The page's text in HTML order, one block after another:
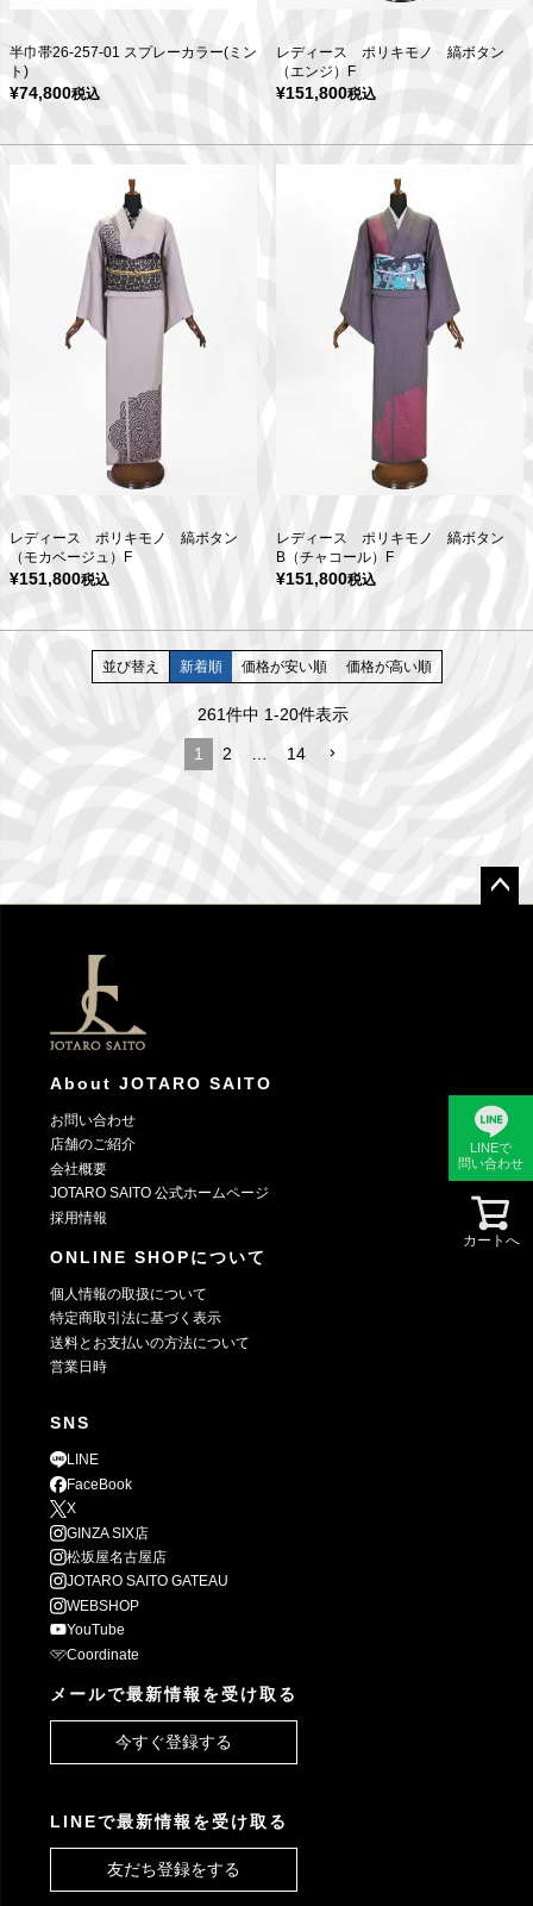
半巾帯26-257-01 スプレーカラー(ミン
ト)
¥74,800税込
レディース ポリキモノ 縞ボタン
（エンジ）F
¥151,800税込
レディース ポリキモノ 縞ボタン
（モカベージュ）F
¥151,800税込
レディース ポリキモノ 縞ボタン
B（チャコール）F
¥151,800税込
並び替え 新着順 価格が安い順 価格が高い順
261件中 1-20件表示
1 2 14
LINEで
問い合わせ
カートへ
About JOTARO SAITO
お問い合わせ
店舗のご紹介
会社概要
JOTARO SAITO 公式ホームページ
採用情報
ONLINE SHOPについて
個人情報の取扱について
特定商取引法に基づく表示
送料とお支払いの方法について
営業日時
SNS
LINE
FaceBook
X
GINZA SIX店
松坂屋名古屋店
JOTARO SAITO GATEAU
WEBSHOP
YouTube
Coordinate
メールで最新情報を受け取る
今すぐ登録する
LINEで最新情報を受け取る
友だち登録をする